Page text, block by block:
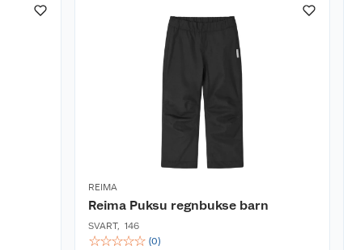
REIMA
Reima Puksu regnbukse barn
SVART, 146
☆☆☆☆☆ (0)